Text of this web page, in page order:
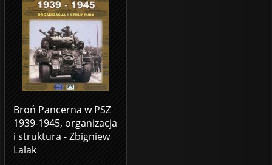
Broń Pancerna w PSZ
1939-1945, organizacja
i struktura - Zbigniew
Lalak